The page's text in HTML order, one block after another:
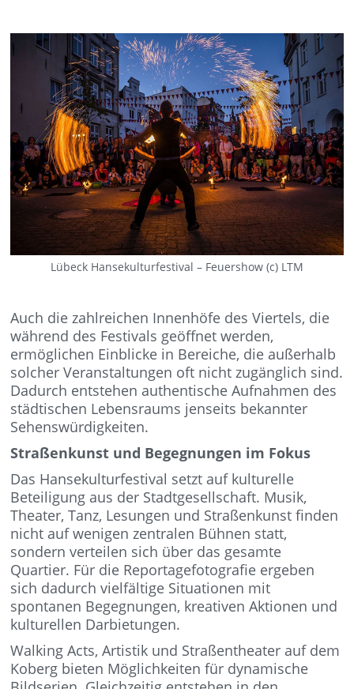
Lübeck Hansekulturfestival – Feuershow (c) LTM
Auch die zahlreichen Innenhöfe des Viertels, die
während des Festivals geöffnet werden,
ermöglichen Einblicke in Bereiche, die außerhalb
solcher Veranstaltungen oft nicht zugänglich sind.
Dadurch entstehen authentische Aufnahmen des
städtischen Lebensraums jenseits bekannter
Sehenswürdigkeiten.
Straßenkunst und Begegnungen im Fokus
Das Hansekulturfestival setzt auf kulturelle
Beteiligung aus der Stadtgesellschaft. Musik,
Theater, Tanz, Lesungen und Straßenkunst finden
nicht auf wenigen zentralen Bühnen statt,
sondern verteilen sich über das gesamte
Quartier. Für die Reportagefotografie ergeben
sich dadurch vielfältige Situationen mit
spontanen Begegnungen, kreativen Aktionen und
kulturellen Darbietungen.
Walking Acts, Artistik und Straßentheater auf dem
Koberg bieten Möglichkeiten für dynamische